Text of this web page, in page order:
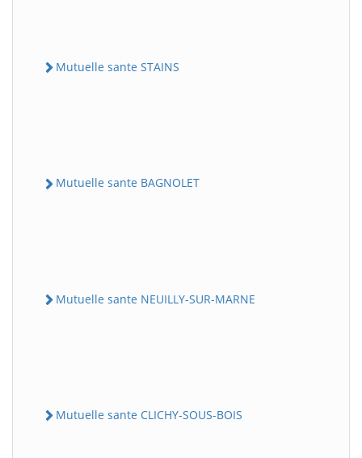
Mutuelle sante STAINS
Mutuelle sante BAGNOLET
Mutuelle sante NEUILLY-SUR-MARNE
Mutuelle sante CLICHY-SOUS-BOIS